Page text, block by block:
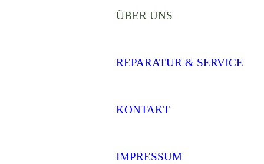
ÜBER UNS
REPARATUR & SERVICE
KONTAKT
IMPRESSUM